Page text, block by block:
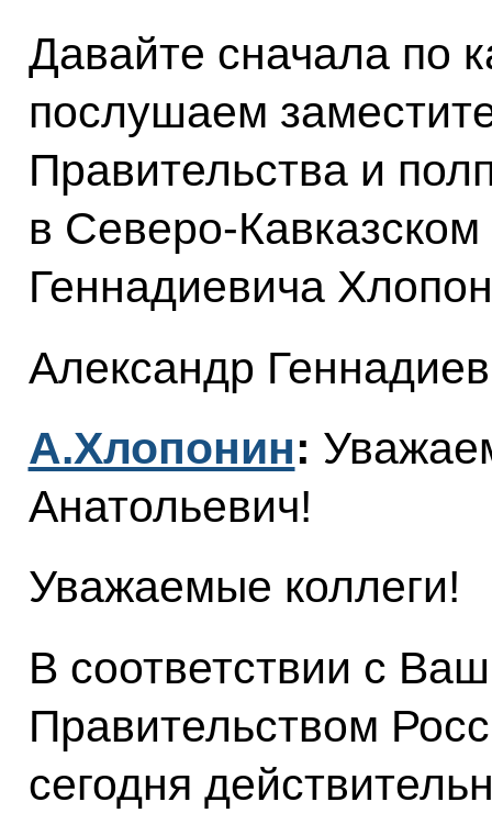
Давайте сначала по
послушаем
Правительства и
в Северо-
Геннадиевича
Александр
А.Хлопонин:
Анатольевич!
Уважаемые коллеги!
В соответствии с
Правительством
сегодня